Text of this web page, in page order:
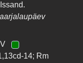
14; Rm